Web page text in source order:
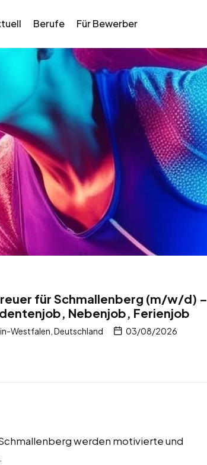
Berufe Für Bewerber
für Schmallenberg (m/w/d) –
Nebenjob, Ferienjob
Westfalen, Deutschland 03/08/2026
werden motivierte und